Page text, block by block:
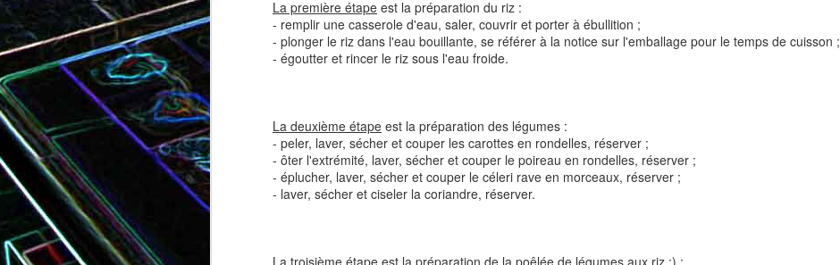
La première étape est la préparation du riz :
- remplir une casserole d'eau, saler, couvrir et porter à ébullition ;
- plonger le riz dans l'eau bouillante, se référer à la notice sur l'emballage pour le temps de cuisson ;
- égoutter et rincer le riz sous l'eau froide.
La deuxième étape est la préparation des légumes :
- peler, laver, sécher et couper les carottes en rondelles, réserver ;
- ôter l'extrémité, laver, sécher et couper le poireau en rondelles, réserver ;
- éplucher, laver, sécher et couper le céleri rave en morceaux, réserver ;
- laver, sécher et ciseler la coriandre, réserver.
La troisième étape est la préparation de la poêlée de légumes aux riz :) :
Brownie au chocolat recouvert
de marshmallows fondus Tapenade verte aux amandes
4
Quiche aux 3 fromages